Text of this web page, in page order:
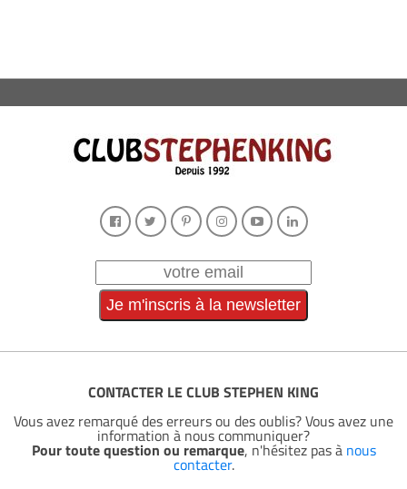
CONTACTER LE CLUB STEPHEN KING
Vous avez remarqué des erreurs ou des oublis? Vous avez une
information à nous communiquer?
Pour toute question ou remarque, n'hésitez pas à nous
contacter.